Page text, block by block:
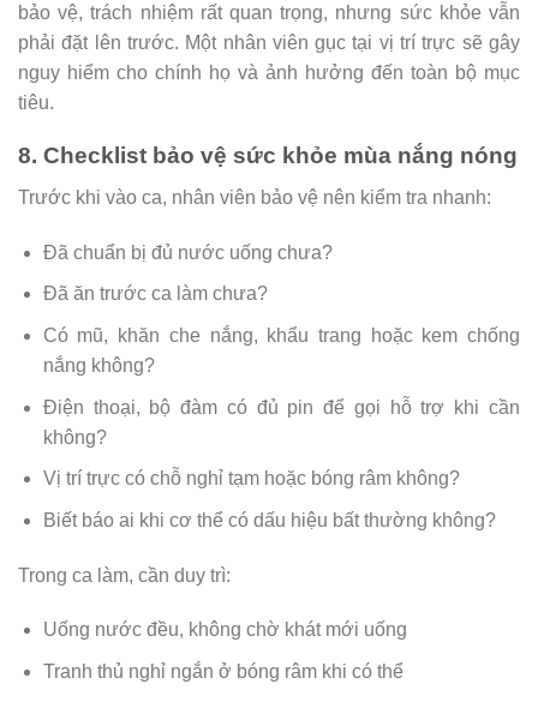
bảo vệ, trách nhiệm rất quan trọng, nhưng sức khỏe vẫn
phải đặt lên trước. Một nhân viên gục tại vị trí trực sẽ gây
nguy hiểm cho chính họ và ảnh hưởng đến toàn bộ mục
tiêu.
8. Checklist bảo vệ sức khỏe mùa nắng nóng
Trước khi vào ca, nhân viên bảo vệ nên kiểm tra nhanh:
Đã chuẩn bị đủ nước uống chưa?
Đã ăn trước ca làm chưa?
Có mũ, khăn che nắng, khẩu trang hoặc kem chống
nắng không?
Điện thoại, bộ đàm có đủ pin để gọi hỗ trợ khi cần
không?
Vị trí trực có chỗ nghỉ tạm hoặc bóng râm không?
Biết báo ai khi cơ thể có dấu hiệu bất thường không?
Trong ca làm, cần duy trì:
Uống nước đều, không chờ khát mới uống
Tranh thủ nghỉ ngắn ở bóng râm khi có thể